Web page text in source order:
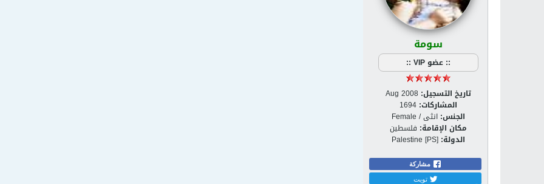
سومة
:: عضو VIP ::
تاريخ التسجيل: Aug 2008
المشاركات: 1694
الجنس: انثى / Female
مكان الإقامة: فلسطين
الدولة: Palestine [PS]
مشاركة
تويت